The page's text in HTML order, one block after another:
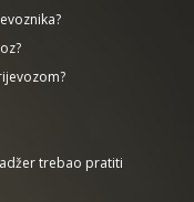
trebao pratiti